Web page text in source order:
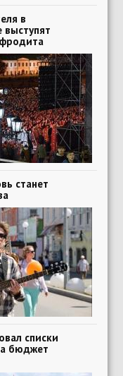
в
выступят
станет
списки
бюджет